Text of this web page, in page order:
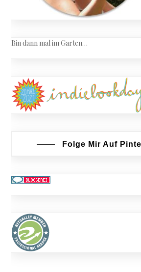
Bin dann mal im Garten…
Folge Mir Auf